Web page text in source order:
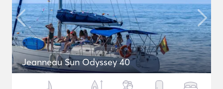
Jeanneau Sun Odyssey 40